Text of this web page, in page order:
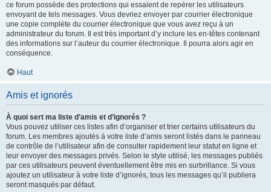
ce forum possède des protections qui essaient de repérer les utilisateurs
envoyant de tels messages. Vous devriez envoyer par courrier électronique
une copie complète du courrier électronique que vous avez reçu à un
administrateur du forum. Il est très important d’y inclure les en-têtes contenant
des informations sur l’auteur du courrier électronique. Il pourra alors agir en
conséquence.
Haut
Amis et ignorés
À quoi sert ma liste d’amis et d’ignorés ?
Vous pouvez utiliser ces listes afin d’organiser et trier certains utilisateurs du
forum. Les membres ajoutés à votre liste d’amis seront listés dans le panneau
de contrôle de l’utilisateur afin de consulter rapidement leur statut en ligne et
leur envoyer des messages privés. Selon le style utilisé, les messages publiés
par ces utilisateurs peuvent éventuellement être mis en surbrillance. Si vous
ajoutez un utilisateur à votre liste d’ignorés, tous les messages qu’il publiera
seront masqués par défaut.